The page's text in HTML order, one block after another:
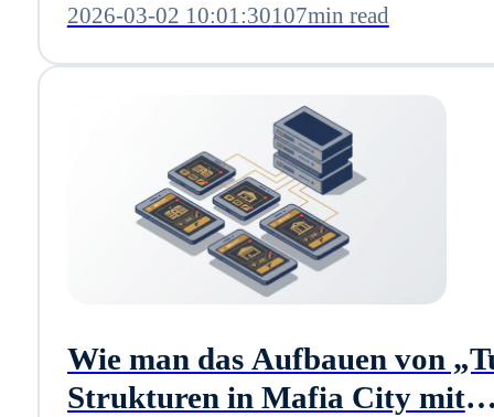
2026-03-02 10:01:30107min read
Wie man das Aufbauen von
Strukturen in Mafia City mit